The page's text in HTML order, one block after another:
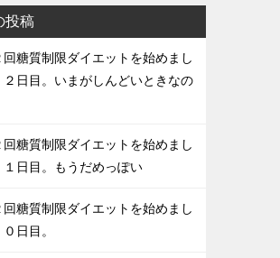
投稿
回糖質制限ダイエットを始めまし
２日目。いまがしんどいときなの
回糖質制限ダイエットを始めまし
１日目。もうだめっぽい
回糖質制限ダイエットを始めまし
日目。